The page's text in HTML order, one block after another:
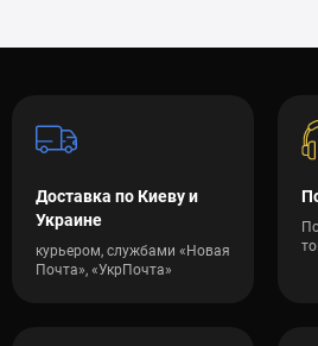
Доставка по Киеву и
Украине
курьером, службами «Новая
Почта», «УкрПочта»